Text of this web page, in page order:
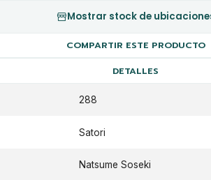
Mostrar stock de
COMPARTIR ESTE PRODUCTO
DETALLES
288
Satori
Natsume Soseki